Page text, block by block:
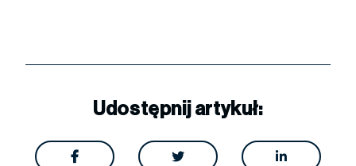
Udostępnij artykuł:
  